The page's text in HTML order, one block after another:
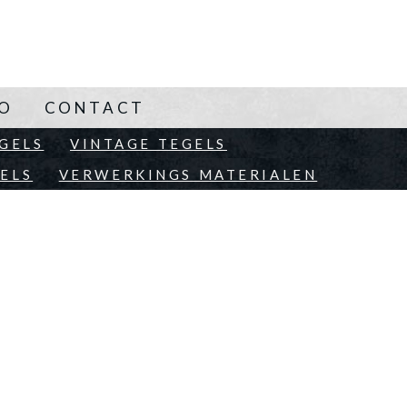
VINTAGE TEGELS
VERWERKINGS MATERIALEN
CONTACT